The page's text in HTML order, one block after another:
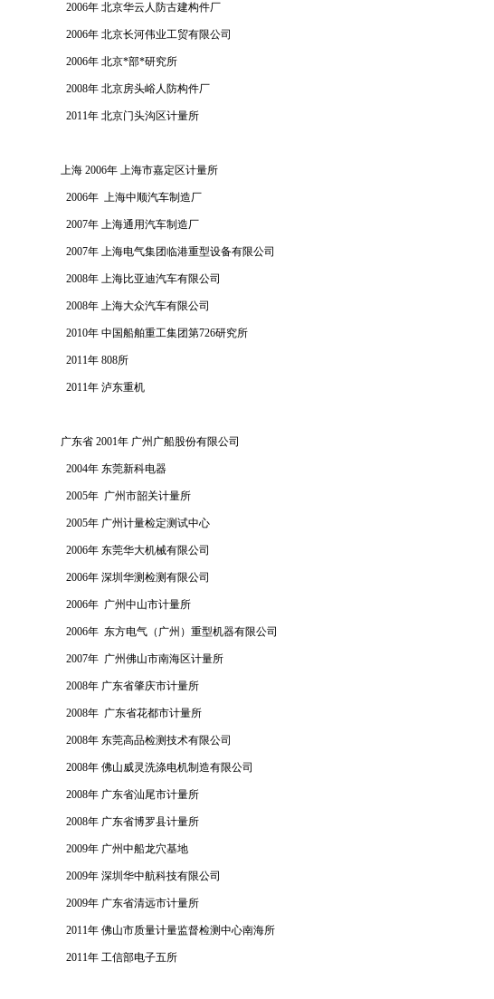
2006年 北京华云人防古建构件厂
2006年 北京长河伟业工贸有限公司
2006年 北京*部*研究所
2008年 北京房头峪人防构件厂
2011年 北京门头沟区计量所
上海 2006年 上海市嘉定区计量所
2006年 上海中顺汽车制造厂
2007年 上海通用汽车制造厂
2007年 上海电气集团临港重型设备有限公司
2008年 上海比亚迪汽车有限公司
2008年 上海大众汽车有限公司
2010年 中国船舶重工集团第726研究所
2011年 808所
2011年 泸东重机
广东省 2001年 广州广船股份有限公司
2004年 东莞新科电器
2005年 广州市韶关计量所
2005年 广州计量检定测试中心
2006年 东莞华大机械有限公司
2006年 深圳华测检测有限公司
2006年 广州中山市计量所
2006年 东方电气（广州）重型机器有限公司
2007年 广州佛山市南海区计量所
2008年 广东省肇庆市计量所
2008年 广东省花都市计量所
2008年 东莞高品检测技术有限公司
2008年 佛山威灵洗涤电机制造有限公司
2008年 广东省汕尾市计量所
2008年 广东省博罗县计量所
2009年 广州中船龙穴基地
2009年 深圳华中航科技有限公司
2009年 广东省清远市计量所
2011年 佛山市质量计量监督检测中心南海所
2011年 工信部电子五所